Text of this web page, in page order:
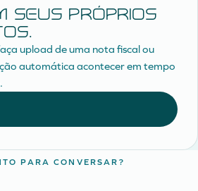
seus próprios
upload de uma nota fiscal ou
automática acontecer em tempo
PARA CONVERSAR?